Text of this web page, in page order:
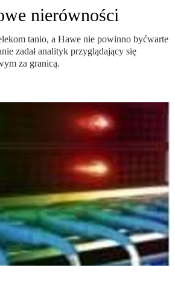
nierówności
tanio, a Hawe nie powinno byćwarte
zadał analityk przyglądający się
za granicą.